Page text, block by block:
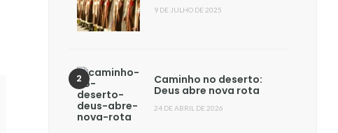
9 DE JULHO DE 2025
Caminho no deserto:
Deus abre nova rota
24 DE ABRIL DE 2026